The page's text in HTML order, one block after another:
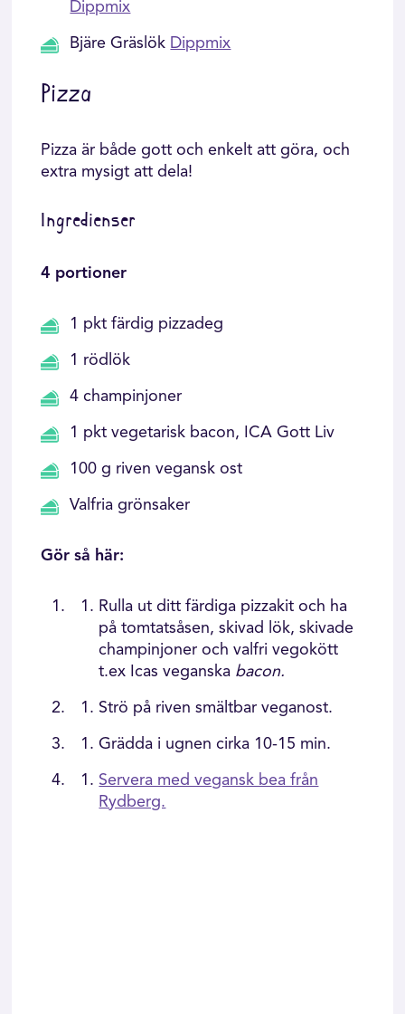
Dippmix
Bjäre Gräslök Dippmix
Pizza
Pizza är både gott och enkelt att göra, och
extra mysigt att dela!
Ingredienser
4 portioner
1 pkt färdig pizzadeg
1 rödlök
4 champinjoner
1 pkt vegetarisk bacon, ICA Gott Liv
100 g riven vegansk ost
Valfria grönsaker
Gör så här:
Rulla ut ditt färdiga pizzakit och ha
på tomtatsåsen, skivad lök, skivade
champinjoner och valfri vegokött
t.ex Icas veganska bacon.
Strö på riven smältbar veganost.
Grädda i ugnen cirka 10-15 min.
Servera med vegansk bea från
Rydberg.